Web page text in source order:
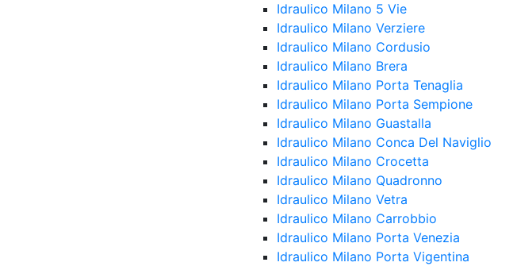
Idraulico Milano 5 Vie
Idraulico Milano Verziere
Idraulico Milano Cordusio
Idraulico Milano Brera
Idraulico Milano Porta Tenaglia
Idraulico Milano Porta Sempione
Idraulico Milano Guastalla
Idraulico Milano Conca Del Naviglio
Idraulico Milano Crocetta
Idraulico Milano Quadronno
Idraulico Milano Vetra
Idraulico Milano Carrobbio
Idraulico Milano Porta Venezia
Idraulico Milano Porta Vigentina